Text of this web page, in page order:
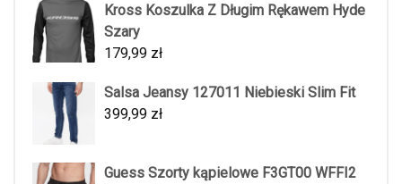
Kross Koszulka Z Długim Rękawem Hyde
Szary
179,99 zł
Salsa Jeansy 127011 Niebieski Slim Fit
399,99 zł
Guess Szorty kąpielowe F3GT00 WFFI2